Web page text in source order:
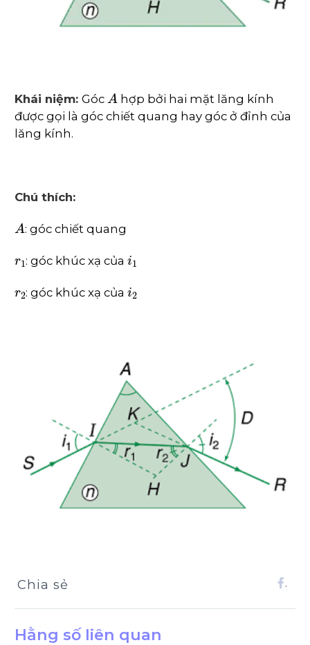
Khái niệm: Góc Ahợp bởi hai mặt lăng kính
được gọi là góc chiết quang hay góc ở đỉnh của
lăng kính.
Chú thích:
A: góc chiết quang
: góc khúc xạ củai
: góc khúc xạ củai
Chia sẻ .
Hằng số liên quan